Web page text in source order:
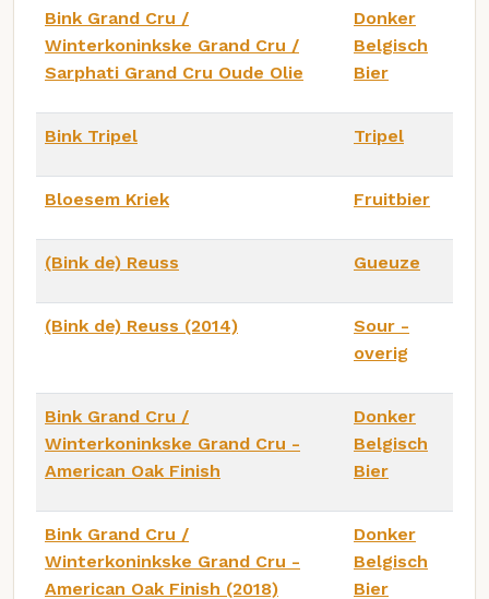
Bink Grand Cru /
Winterkoninkske Grand Cru /
Sarphati Grand Cru Oude Olie
Donker
Belgisch
Bier
Bink Tripel Tripel
Bloesem Kriek Fruitbier
(Bink de) Reuss Gueuze
(Bink de) Reuss (2014)
Sour -
overig
Bink Grand Cru /
Winterkoninkske Grand Cru -
American Oak Finish
Donker
Belgisch
Bier
Bink Grand Cru /
Winterkoninkske Grand Cru -
American Oak Finish (2018)
Donker
Belgisch
Bier